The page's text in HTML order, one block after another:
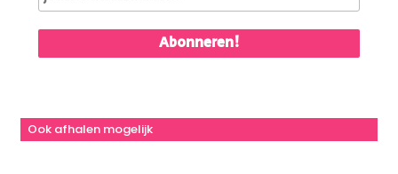
Ook afhalen mogelijk